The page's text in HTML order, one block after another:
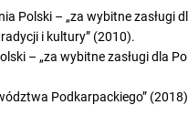
Polski – „za wybitne zasługi
i kultury” (2010).
– „za wybitne zasługi dla
Podkarpackiego”